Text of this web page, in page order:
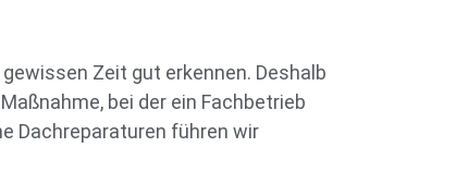
Zeit gut erkennen. Deshalb
bei der ein Fachbetrieb
Dachreparaturen führen wir